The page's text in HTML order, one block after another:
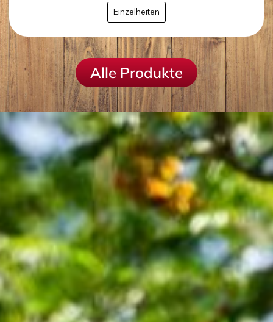
Einzelheiten
Alle Produkte